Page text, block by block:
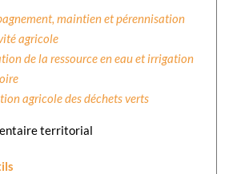
maintien et pérennisation
agricole
de la ressource en eau et irrigation
agricole des déchets verts
territorial